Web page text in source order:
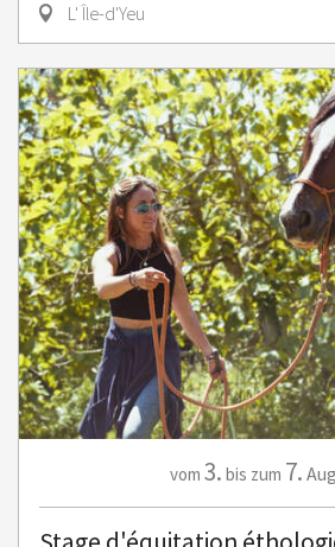
L' Île-d'Yeu
vom 3. bis zum 7.